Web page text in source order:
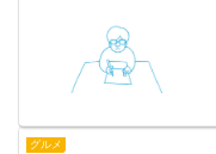
グルメ